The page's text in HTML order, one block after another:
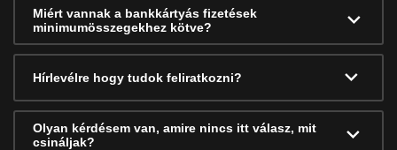
Miért vannak a bankkártyás fizetések
minimumösszegekhez kötve?
Hírlevélre hogy tudok feliratkozni?
Olyan kérdésem van, amire nincs itt válasz, mit
csináljak?